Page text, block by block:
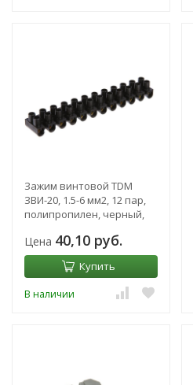
Зажим винтовой TDM
ЗВИ-20, 1.5-6 мм2, 12 пар,
полипропилен, черный,
Цена 40,10 руб.
Купить
В наличии